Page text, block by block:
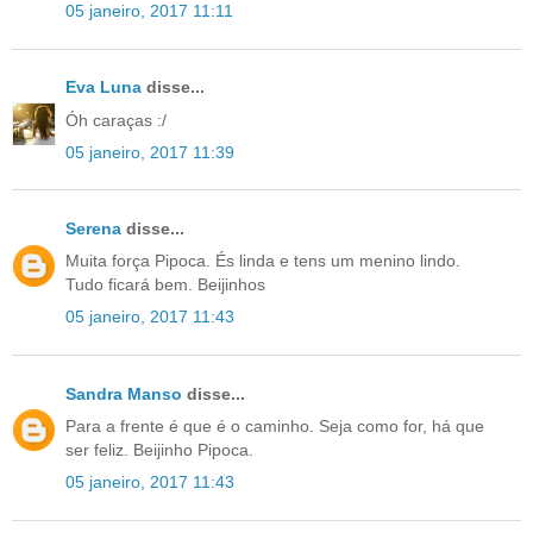
05 janeiro, 2017 11:11
Eva Luna disse...
Óh caraças :/
05 janeiro, 2017 11:39
Serena disse...
Muita força Pipoca. És linda e tens um menino lindo.
Tudo ficará bem. Beijinhos
05 janeiro, 2017 11:43
Sandra Manso disse...
Para a frente é que é o caminho. Seja como for, há que
ser feliz. Beijinho Pipoca.
05 janeiro, 2017 11:43